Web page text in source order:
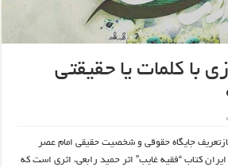
با کلمات یا حقیقتی
جایگاه حقوقی و شخصیت حقیقی امام عصر
کتاب “فقیه غایب” اثر حمید رابعی، اثری است که